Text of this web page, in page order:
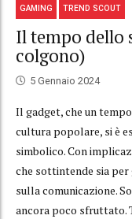
GAMING TREND SCOUT
Il tempo dello
colgono)
5 Gennaio 2024
Il gadget, che un
cultura popolare, si è
simbolico. Con
che sottintende sia
sulla comunicazione.
ancora poco sfruttato.